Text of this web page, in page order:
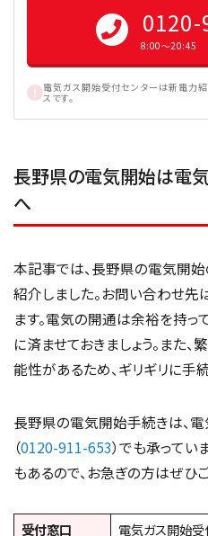
8:00〜20:45
電気ガス開始受付センターは新電力
スです。
長野県の電気開始は電
へ
本記事では、長野県の電気開
紹介しました。お問い合わせ先
ます。電気の開通は余裕を持っ
に済ませておきましょう。また
能性があるため、ギリギリに手
長野県の電気開始手続きは、
（0120-911-653）でも承って
もあるので、お急ぎの方はぜひ
受付窓口 電気ガス開始受